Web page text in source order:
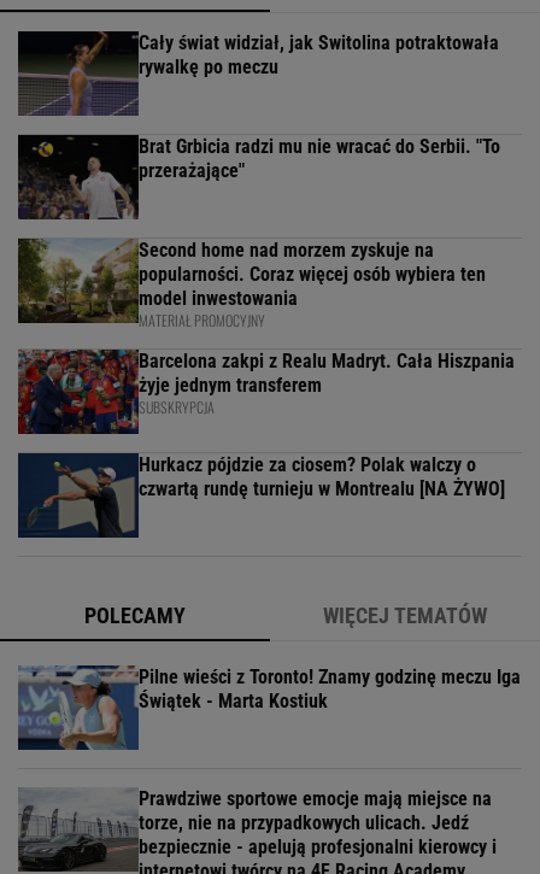
Cały świat widział, jak Switolina potraktowała
rywalkę po meczu
Brat Grbicia radzi mu nie wracać do Serbii. "To
przerażające"
Second home nad morzem zyskuje na
popularności. Coraz więcej osób wybiera ten
model inwestowania
MATERIAŁ PROMOCYJNY
Barcelona zakpi z Realu Madryt. Cała Hiszpania
żyje jednym transferem
SUBSKRYPCJA
Hurkacz pójdzie za ciosem? Polak walczy o
czwartą rundę turnieju w Montrealu [NA ŻYWO]
POLECAMY WIĘCEJ TEMATÓW
Pilne wieści z Toronto! Znamy godzinę meczu Iga
Świątek - Marta Kostiuk
Prawdziwe sportowe emocje mają miejsce na
torze, nie na przypadkowych ulicach. Jedź
bezpiecznie - apelują profesjonalni kierowcy i